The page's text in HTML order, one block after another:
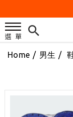
防詐
歡迎體
刷台
Home / 男生 /